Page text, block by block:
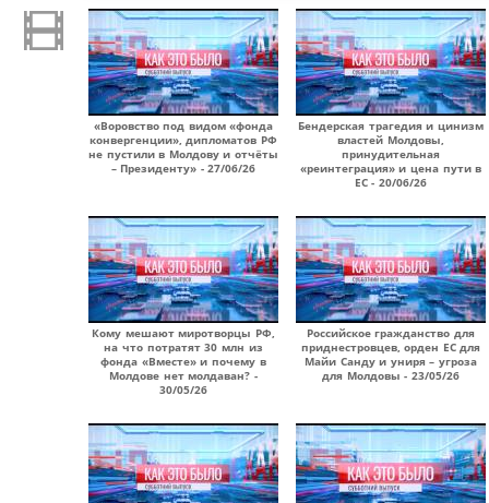
«Воровство под видом «фонда
конвергенции», дипломатов РФ
не пустили в Молдову и отчёты
– Президенту» - 27/06/26
Бендерская трагедия и цинизм
властей Молдовы,
принудительная
«реинтеграция» и цена пути в
ЕС - 20/06/26
Кому мешают миротворцы РФ,
на что потратят 30 млн из
фонда «Вместе» и почему в
Молдове нет молдаван? -
30/05/26
Российское гражданство для
приднестровцев, орден ЕС для
Майи Санду и униря – угроза
для Молдовы - 23/05/26